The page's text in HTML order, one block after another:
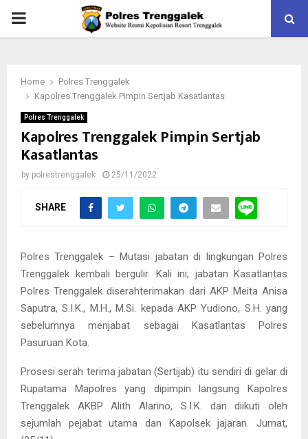
PRIMARY
Home
Polres Trenggalek
Kapolres Trenggalek Pimpin Sertjab Kasatlantas
Polres Trenggalek
Kapolres Trenggalek Pimpin Sertjab
Kasatlantas
by polrestrenggalek 25/11/2022
SHARE
Polres Trenggalek – Mutasi jabatan di lingkungan Polres
Trenggalek kembali bergulir. Kali ini, jabatan Kasatlantas
Polres Trenggalek diserahterimakan dari AKP Meita Anisa
Saputra, S.I.K., M.H., M.Si. kepada AKP Yudiono, S.H. yang
sebelumnya menjabat sebagai Kasatlantas Polres
Pasuruan Kota.
Prosesi serah terima jabatan (Sertijab) itu sendiri di gelar di
Rupatama Mapolres yang dipimpin langsung Kapolres
Trenggalek AKBP Alith Alarino, S.I.K. dan diikuti oleh
sejumlah pejabat utama dan Kapolsek jajaran. Jumat,